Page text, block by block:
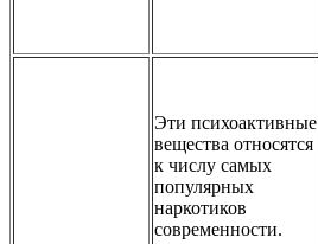
Эти психоактивные
вещества относятся
к числу самых
популярных
наркотиков
современности.